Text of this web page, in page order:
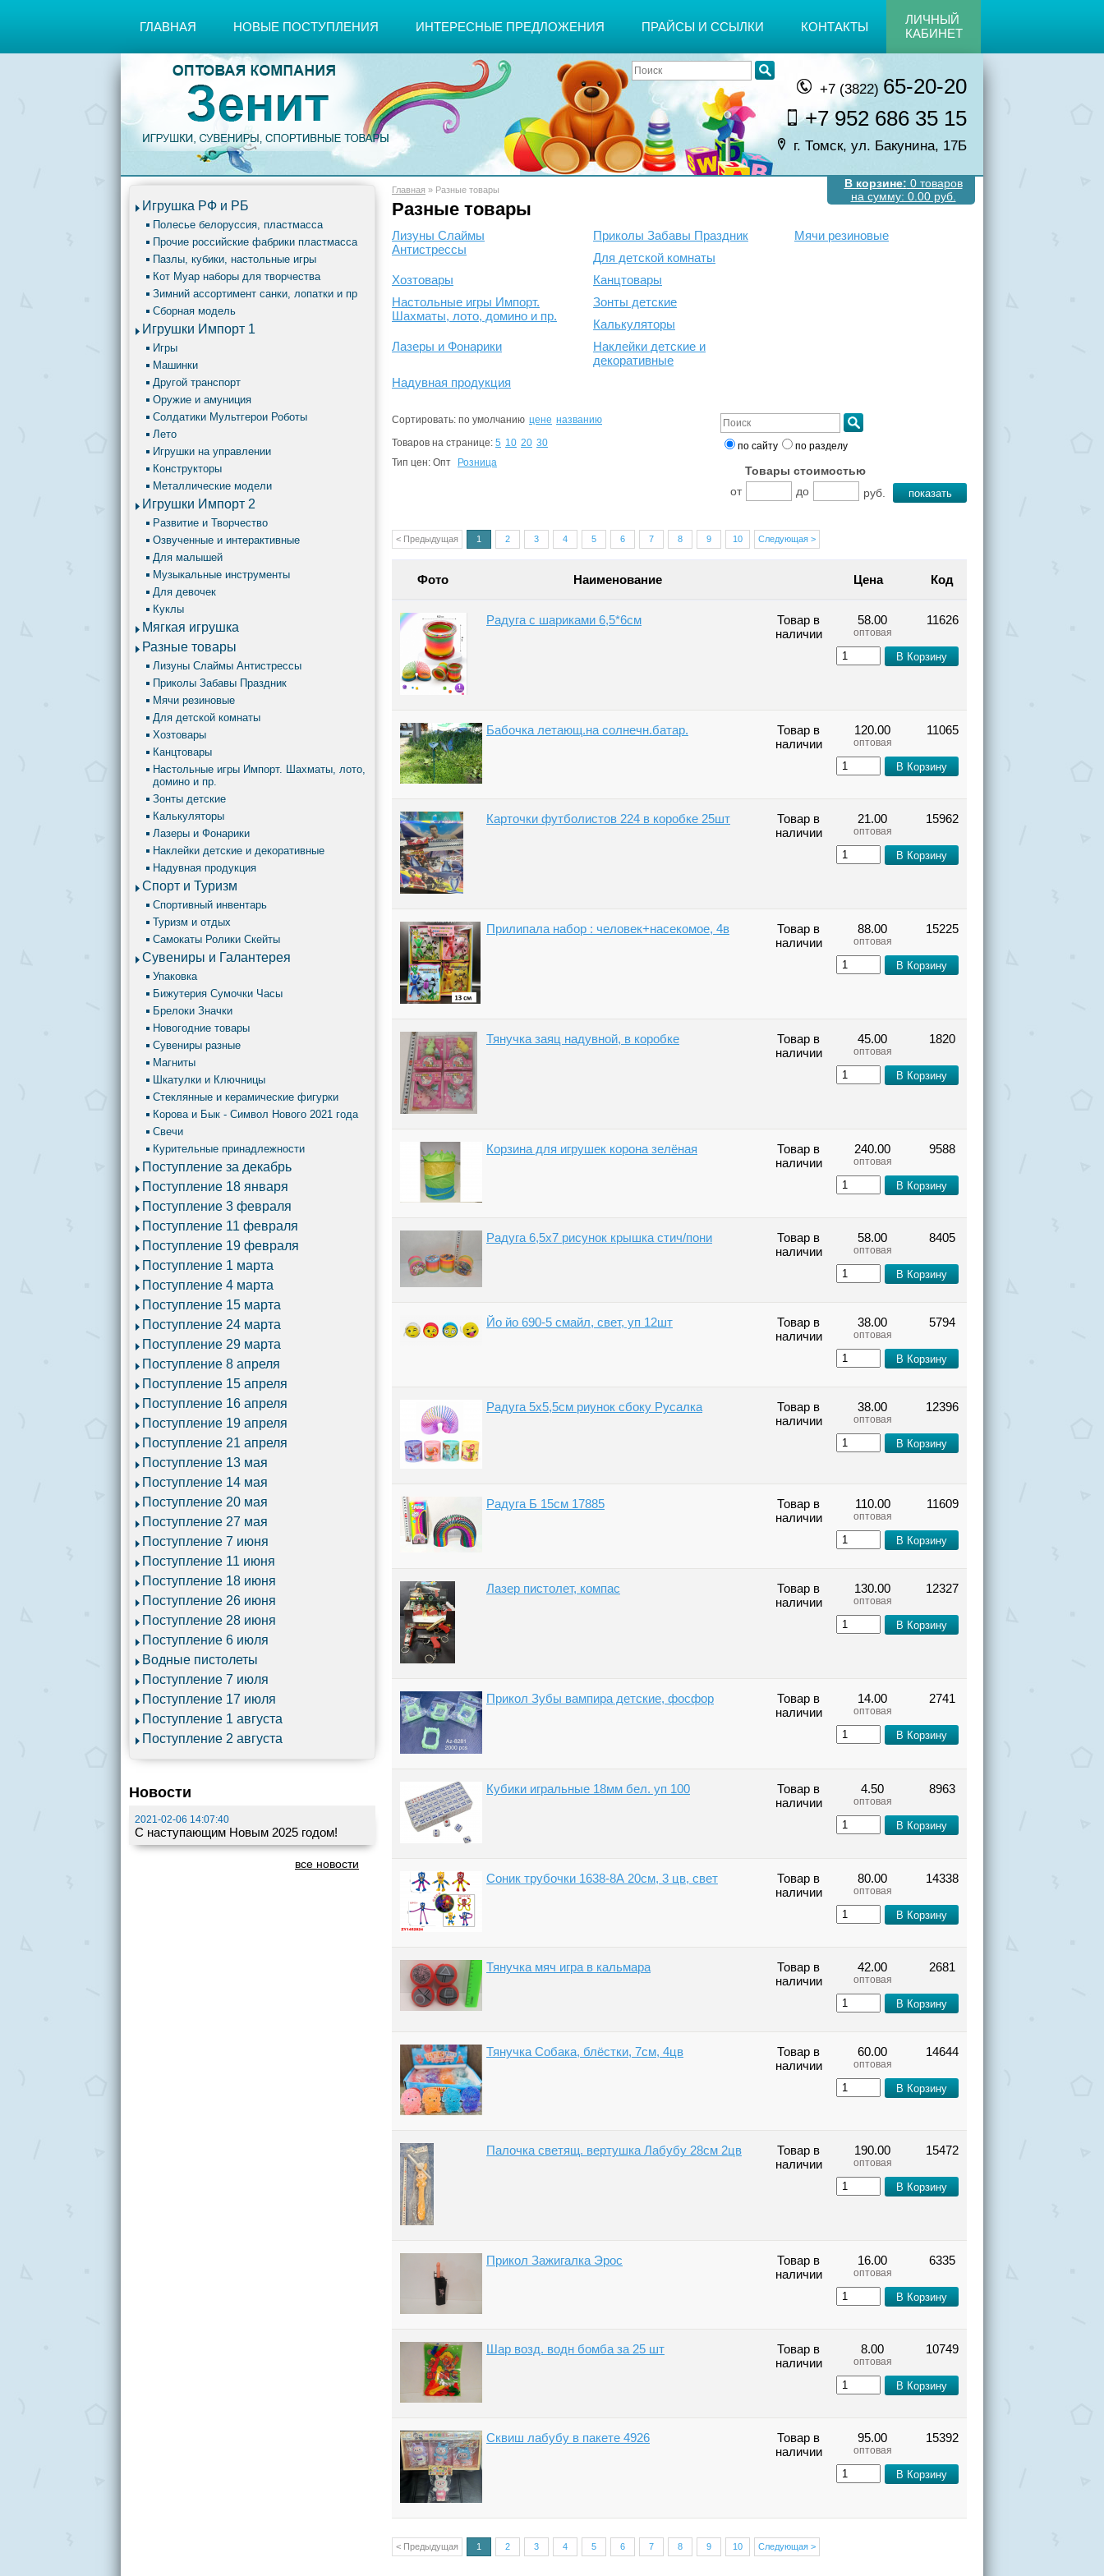
ГЛАВНАЯ НОВЫЕ ПОСТУПЛЕНИЯ ИНТЕРЕСНЫЕ ПРЕДЛОЖЕНИЯ ПРАЙСЫ И ССЫЛКИ КОНТАКТЫ
ЛИЧНЫЙ
КАБИНЕТ
+7 (3822) 65-20-20
+7 952 686 35 15
г. Томск, ул. Бакунина, 17Б
В корзине: 0 товаров
на сумму: 0.00 руб.
Игрушка РФ и РБ
Полесье белоруссия, пластмасса
Прочие российские фабрики пластмасса
Пазлы, кубики, настольные игры
Кот Муар наборы для творчества
Зимний ассортимент санки, лопатки и пр
Сборная модель
Игрушки Импорт 1
Игры
Машинки
Другой транспорт
Оружие и амуниция
Солдатики Мультгерои Роботы
Лето
Игрушки на управлении
Конструкторы
Металлические модели
Игрушки Импорт 2
Развитие и Творчество
Озвученные и интерактивные
Для малышей
Музыкальные инструменты
Для девочек
Куклы
Мягкая игрушка
Разные товары
Лизуны Слаймы Антистрессы
Приколы Забавы Праздник
Мячи резиновые
Для детской комнаты
Хозтовары
Канцтовары
Настольные игры Импорт. Шахматы, лото,
домино и пр.
Зонты детские
Калькуляторы
Лазеры и Фонарики
Наклейки детские и декоративные
Надувная продукция
Спорт и Туризм
Спортивный инвентарь
Туризм и отдых
Самокаты Ролики Скейты
Сувениры и Галантерея
Упаковка
Бижутерия Сумочки Часы
Брелоки Значки
Новогодние товары
Сувениры разные
Магниты
Шкатулки и Ключницы
Стеклянные и керамические фигурки
Корова и Бык - Символ Нового 2021 года
Свечи
Курительные принадлежности
Поступление за декабрь
Поступление 18 января
Поступление 3 февраля
Поступление 11 февраля
Поступление 19 февраля
Поступление 1 марта
Поступление 4 марта
Поступление 15 марта
Поступление 24 марта
Поступление 29 марта
Поступление 8 апреля
Поступление 15 апреля
Поступление 16 апреля
Поступление 19 апреля
Поступление 21 апреля
Поступление 13 мая
Поступление 14 мая
Поступление 20 мая
Поступление 27 мая
Поступление 7 июня
Поступление 11 июня
Поступление 18 июня
Поступление 26 июня
Поступление 28 июня
Поступление 6 июля
Водные пистолеты
Поступление 7 июля
Поступление 17 июля
Поступление 1 августа
Поступление 2 августа
Новости
2021-02-06 14:07:40
С наступающим Новым 2025 годом!
все новости
Главная » Разные товары
Разные товары
Лизуны Слаймы
Антистрессы
Приколы Забавы Праздник
Мячи резиновые
Для детской комнаты
Хозтовары
Канцтовары
Настольные игры Импорт.
Шахматы, лото, домино и пр.
Зонты детские
Калькуляторы
Лазеры и Фонарики
Наклейки детские и
декоративные
Надувная продукция
Сортировать: по умолчанию цене названию
Товаров на странице: 5 10 20 30
Тип цен: Опт Розница
по сайту по разделу
Товары стоимостью
от
до руб. показать
< Предыдущая 1 2 3 4 5 6 7 8 9 10 Следующая >
Фото Наименование Цена Код
Радуга с шариками 6,5*6см
Товар в
наличии
58.00
оптовая
11626
Бабочка летающ.на солнечн.батар.
Товар в
наличии
120.00
оптовая
11065
Карточки футболистов 224 в коробке 25шт
Товар в
наличии
21.00
оптовая
15962
Прилипала набор : человек+насекомое, 4в
Товар в
наличии
88.00
оптовая
15225
Тянучка заяц надувной, в коробке
Товар в
наличии
45.00
оптовая
1820
Корзина для игрушек корона зелёная
Товар в
наличии
240.00
оптовая
9588
Радуга 6,5х7 рисунок крышка стич/пони
Товар в
наличии
58.00
оптовая
8405
Йо йо 690-5 смайл, свет, уп 12шт
Товар в
наличии
38.00
оптовая
5794
Радуга 5х5,5см риунок сбоку Русалка
Товар в
наличии
38.00
оптовая
12396
Радуга Б 15см 17885
Товар в
наличии
110.00
оптовая
11609
Лазер пистолет, компас
Товар в
наличии
130.00
оптовая
12327
Прикол Зубы вампира детские, фосфор
Товар в
наличии
14.00
оптовая
2741
Кубики игральные 18мм бел. уп 100
Товар в
наличии
4.50
оптовая
8963
Соник трубочки 1638-8А 20см, 3 цв, свет
Товар в
наличии
80.00
оптовая
14338
Тянучка мяч игра в кальмара
Товар в
наличии
42.00
оптовая
2681
Тянучка Собака, блёстки, 7см, 4цв
Товар в
наличии
60.00
оптовая
14644
Палочка светящ. вертушка Лабубу 28см 2цв
Товар в
наличии
190.00
оптовая
15472
Прикол Зажигалка Эрос
Товар в
наличии
16.00
оптовая
6335
Шар возд. водн бомба за 25 шт
Товар в
наличии
8.00
оптовая
10749
Сквиш лабубу в пакете 4926
Товар в
наличии
95.00
оптовая
15392
< Предыдущая 1 2 3 4 5 6 7 8 9 10 Следующая >